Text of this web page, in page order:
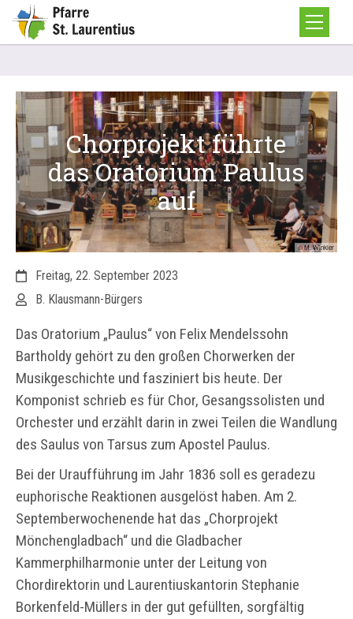
Chorprojekt führte
das Oratorium Paulus
auf
© M. Winkler
Datum:Freitag, 22. September 2023
Von: B. Klausmann-Bürgers
Das Oratorium „Paulus“ von Felix Mendelssohn
Bartholdy gehört zu den großen Chorwerken der
Musikgeschichte und fasziniert bis heute. Der
Komponist schrieb es für Chor, Gesangssolisten und
Orchester und erzählt darin in zwei Teilen die Wandlung
des Saulus von Tarsus zum Apostel Paulus.
Bei der Uraufführung im Jahr 1836 soll es geradezu
euphorische Reaktionen ausgelöst haben. Am 2.
Septemberwochenende hat das „Chorprojekt
Mönchengladbach“ und die Gladbacher
Kammerphilharmonie unter der Leitung von
Chordirektorin und Laurentiuskantorin Stephanie
Borkenfeld-Müllers in der gut gefüllten, sorgfältig